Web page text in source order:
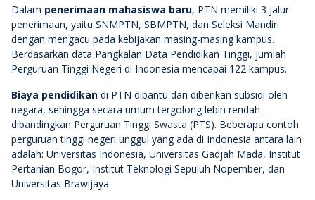
Dalam penerimaan mahasiswa baru, PTN memiliki 3 jalur
penerimaan, yaitu SNMPTN, SBMPTN, dan Seleksi Mandiri
dengan mengacu pada kebijakan masing-masing kampus.
Berdasarkan data Pangkalan Data Pendidikan Tinggi, jumlah
Perguruan Tinggi Negeri di Indonesia mencapai 122 kampus.
Biaya pendidikan di PTN dibantu dan diberikan subsidi oleh
negara, sehingga secara umum tergolong lebih rendah
dibandingkan Perguruan Tinggi Swasta (PTS). Beberapa contoh
perguruan tinggi negeri unggul yang ada di Indonesia antara lain
adalah: Universitas Indonesia, Universitas Gadjah Mada, Institut
Pertanian Bogor, Institut Teknologi Sepuluh Nopember, dan
Universitas Brawijaya.